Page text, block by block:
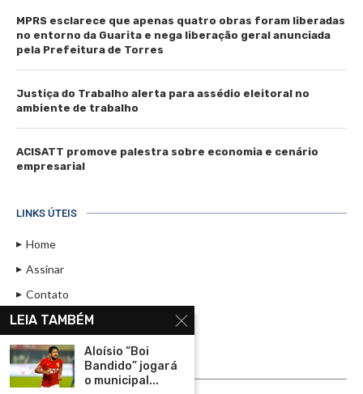
MPRS esclarece que apenas quatro obras foram liberadas
no entorno da Guarita e nega liberação geral anunciada
pela Prefeitura de Torres
Justiça do Trabalho alerta para assédio eleitoral no
ambiente de trabalho
ACISATT promove palestra sobre economia e cenário
empresarial
LINKS ÚTEIS
Home
Assinar
Contato
Política de Privacidade
Rádio Maristela - Ao Vivo
ASSINE
LEIA TAMBÉM
Aloísio “Boi
Bandido” jogará
o municipal...